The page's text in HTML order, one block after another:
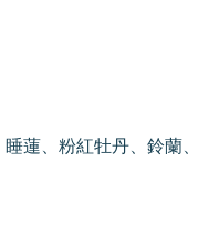
蓮、粉紅牡丹、鈴蘭、